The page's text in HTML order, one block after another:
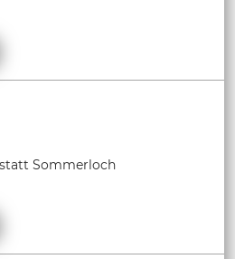
Sommerloch